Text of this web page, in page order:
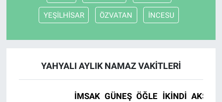
YEŞİLHİSAR ÖZVATAN İNCESU
YAHYALI AYLIK NAMAZ VAKITLERI
İMSAK GÜNEŞ ÖĞLE İKINDI AKŞAM